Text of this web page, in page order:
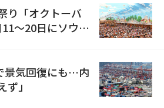
り「オクトーバ
〜20日にソウル
景気回復にも…内
」